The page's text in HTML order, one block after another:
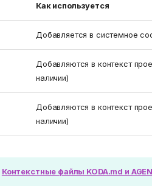
Как используется
Добавляется в системное
Добавляются в контекст
наличии)
Добавляются в контекст
наличии)
Контекстные файлы KODA.md и